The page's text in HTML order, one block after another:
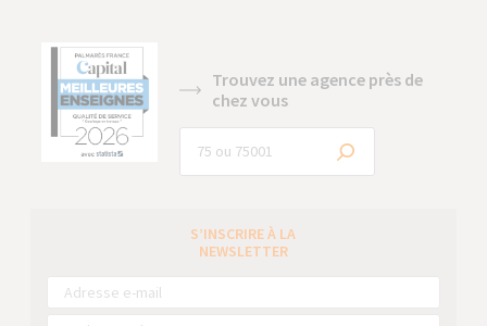
Trouvez une agence près de
chez vous
S’INSCRIRE À LA
NEWSLETTER